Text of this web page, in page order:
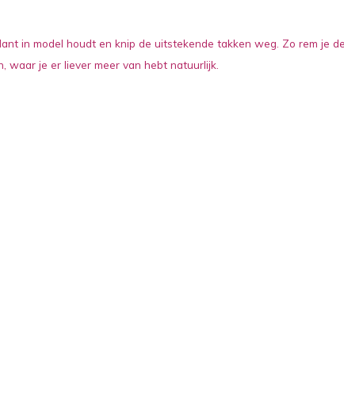
in model houdt en knip de uitstekende takken weg. Zo rem je
waar je er liever meer van hebt natuurlijk.